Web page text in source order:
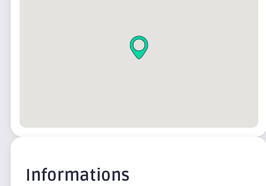
Informations